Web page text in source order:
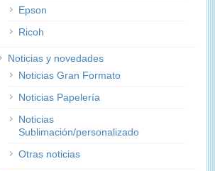
Epson
Ricoh
Noticias y novedades
Noticias Gran Formato
Noticias Papelería
Noticias
Sublimación/personalizado
Otras noticias